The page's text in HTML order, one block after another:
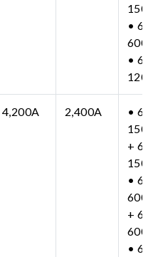
•
•
4,200A 2,400A
•
+
•
+
•